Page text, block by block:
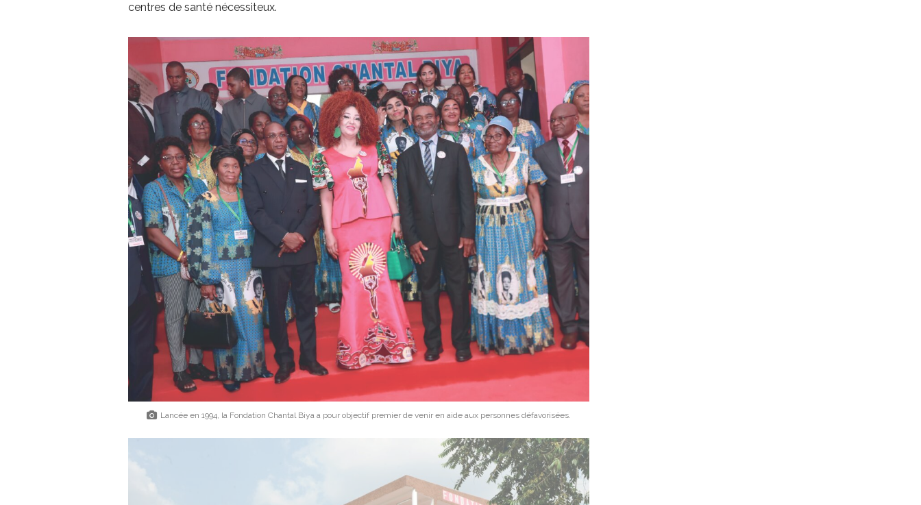
centres de santé nécessiteux.
Lancée en 1994, la Fondation Chantal Biya a pour objectif premier de venir en aide aux personnes défavorisées.